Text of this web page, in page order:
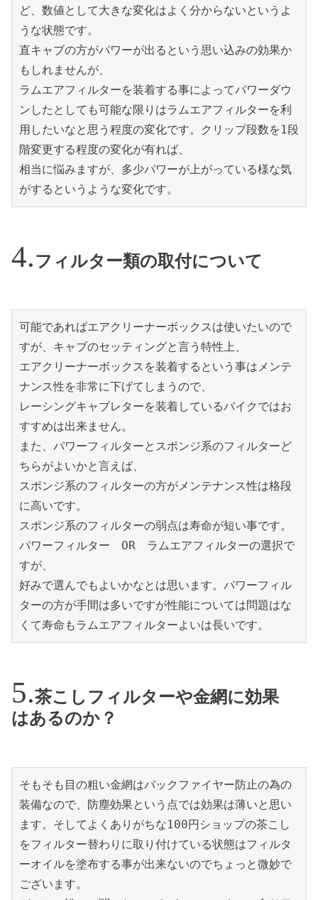
ど、数値として大きな変化はよく分からないというよ
うな状態です。
直キャブの方がパワーが出るという思い込みの効果か
もしれませんが、
ラムエアフィルターを装着する事によってパワーダウ
ンしたとしても可能な限りはラムエアフィルターを利
用したいなと思う程度の変化です。クリップ段数を1段
階変更する程度の変化が有れば、
相当に悩みますが、多少パワーが上がっている様な気
がするというような変化です。
フィルター類の取付について
可能であればエアクリーナーボックスは使いたいので
すが、キャブのセッティングと言う特性上、
エアクリーナーボックスを装着するという事はメンテ
ナンス性を非常に下げてしまうので、
レーシングキャブレターを装着しているバイクではお
すすめは出来ません。
また、パワーフィルターとスポンジ系のフィルターど
ちらがよいかと言えば、
スポンジ系のフィルターの方がメンテナンス性は格段
に高いです。
スポンジ系のフィルターの弱点は寿命が短い事です。
パワーフィルター　OR　ラムエアフィルターの選択で
すが、
好みで選んでもよいかなとは思います。パワーフィル
ターの方が手間は多いですが性能については問題はな
くて寿命もラムエアフィルターよいは長いです。
茶こしフィルターや金網に効果
はあるのか？
そもそも目の粗い金網はバックファイヤー防止の為の
装備なので、防塵効果という点では効果は薄いと思い
ます。そしてよくありがちな100円ショップの茶こし
をフィルター替わりに取り付けている状態はフィルタ
ーオイルを塗布する事が出来ないのでちょっと微妙で
ございます。